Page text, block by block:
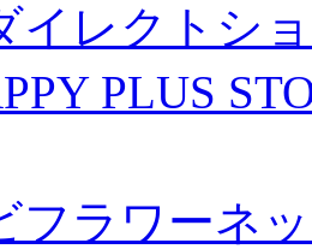
イレクトシ
PLUS
フラワーネ